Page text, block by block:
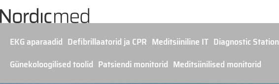
EKG aparaadid Defibrillaatorid ja CPR Meditsiiniline IT Diagnostic Station
Günekoloogilised toolid Patsiendi monitorid Meditsiinilised monitorid